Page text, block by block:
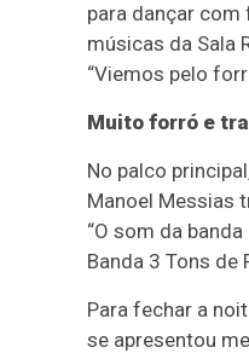
para dançar com
músicas da Sala
“Viemos pelo
Muito forró e
No palco
Manoel Messias
“O som da
Banda 3 Tons de
Para fechar a
se apresentou